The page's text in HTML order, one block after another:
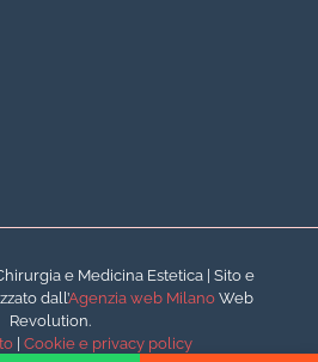
e Medicina Estetica | Sito e
dall’Agenzia web MilanoWeb
Revolution.
Cookie e privacy policy